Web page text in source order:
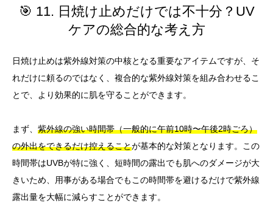
🎯 11. 日焼け止めだけでは不十分？UV
ケアの総合的な考え方
日焼け止めは紫外線対策の中核となる重要なアイテムですが、そ
れだけに頼るのではなく、複合的な紫外線対策を組み合わせるこ
とで、より効果的に肌を守ることができます。
まず、 紫外線の強い時間帯（一般的に午前10時〜午後2時ごろ）
の外出をできるだけ控えることが基本的な対策となります。この
時間帯はUVBが特に強く、短時間の露出でも肌へのダメージが大
きいため、用事がある場合でもこの時間帯を避けるだけで紫外線
露出量を大幅に減らすことができます。